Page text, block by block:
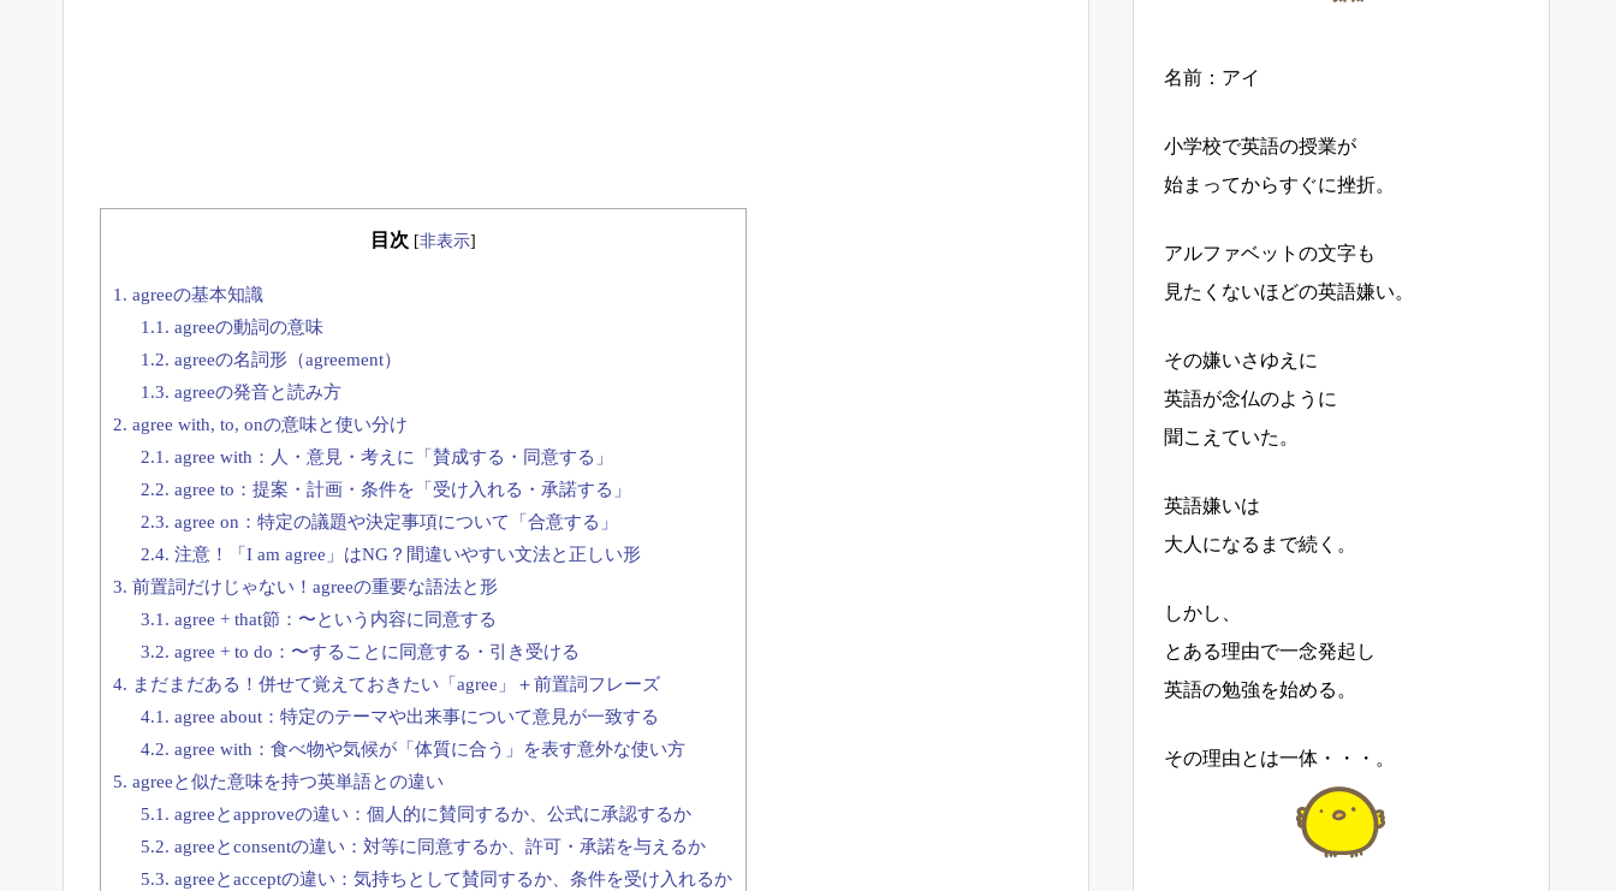
目次 [非表示]
1. agreeの基本知識
1.1. agreeの動詞の意味
1.2. agreeの名詞形（agreement）
1.3. agreeの発音と読み方
2. agree with, to, onの意味と使い分け
2.1. agree with：人・意見・考えに「賛成する・同意する」
2.2. agree to：提案・計画・条件を「受け入れる・承諾する」
2.3. agree on：特定の議題や決定事項について「合意する」
2.4. 注意！「I am agree」はNG？間違いやすい文法と正しい形
3. 前置詞だけじゃない！agreeの重要な語法と形
3.1. agree + that節：〜という内容に同意する
3.2. agree + to do：〜することに同意する・引き受ける
4. まだまだある！併せて覚えておきたい「agree」＋前置詞フレーズ
4.1. agree about：特定のテーマや出来事について意見が一致する
4.2. agree with：食べ物や気候が「体質に合う」を表す意外な使い方
5. agreeと似た意味を持つ英単語との違い
5.1. agreeとapproveの違い：個人的に賛同するか、公式に承認するか
5.2. agreeとconsentの違い：対等に同意するか、許可・承諾を与えるか
5.3. agreeとacceptの違い：気持ちとして賛同するか、条件を受け入れるか
名前：アイ
小学校で英語の授業が
始まってからすぐに挫折。
アルファベットの文字も
見たくないほどの英語嫌い。
その嫌いさゆえに
英語が念仏のように
聞こえていた。
英語嫌いは
大人になるまで続く。
しかし、
とある理由で一念発起し
英語の勉強を始める。
その理由とは一体・・・。